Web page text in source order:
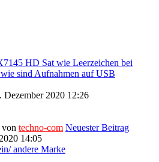
HD Sat wie Leerzeichen bei
sind Aufnahmen auf USB
Dezember 2020 12:26
von techno-com Neuester Beitrag
14:05
andere Marke